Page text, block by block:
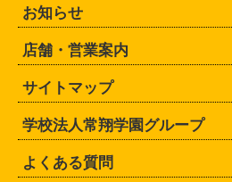
お知らせ
店舗・営業案内
サイトマップ
学校法人常翔学園グループ
よくある質問